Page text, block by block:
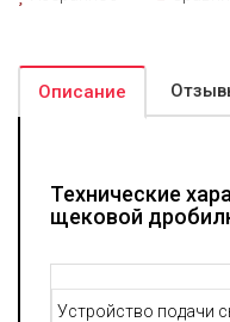
Описание
Технические
щековой
Устройство подачи